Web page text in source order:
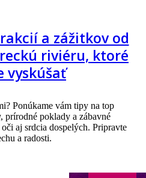
a zážitkov od
riviéru, ktoré
vyskúšať
Ponúkame vám tipy na top
prírodné poklady a zábavné
aj srdcia dospelých. Pripravte
a radosti.